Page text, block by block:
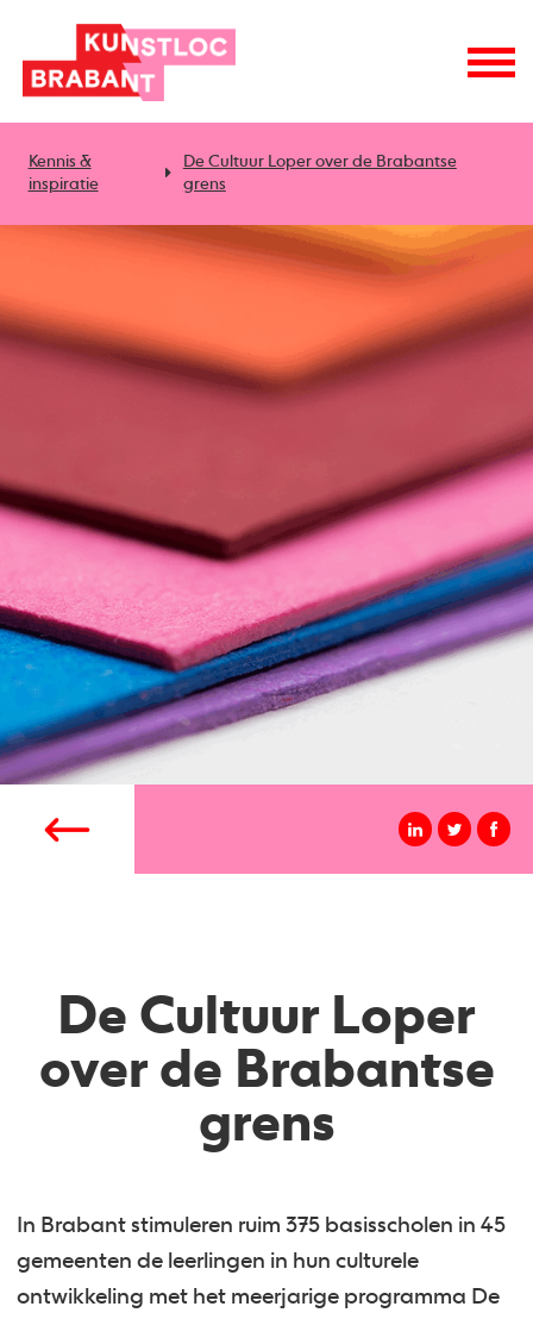
Kennis &
inspiratie
De Cultuur Loper over de Brabantse
grens
De Cultuur Loper
over de Brabantse
grens
In Brabant stimuleren ruim 375 basisscholen in 45
gemeenten de leerlingen in hun culturele
ontwikkeling met het meerjarige programma De